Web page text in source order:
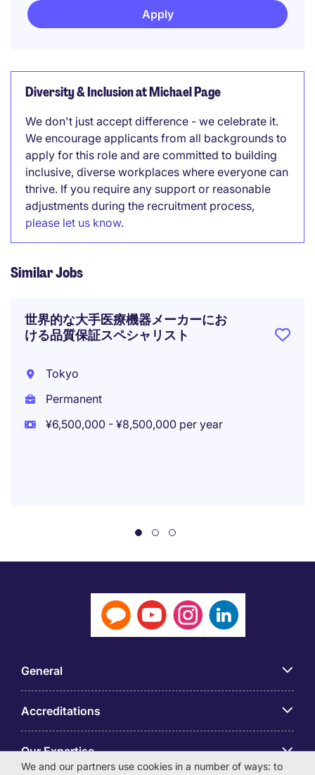
Apply
Diversity & Inclusion at Michael Page
We don't just accept difference - we celebrate it.
We encourage applicants from all backgrounds to
apply for this role and are committed to building
inclusive, diverse workplaces where everyone can
thrive. If you require any support or reasonable
adjustments during the recruitment process,
please let us know.
Similar Jobs
世界的な大手医療機器メーカーにお
ける品質保証スペシャリスト
Tokyo
Permanent
¥6,500,000 - ¥8,500,000 per year
General
Accreditations
Our Expertise
We and our partners use cookies in a number of ways: to